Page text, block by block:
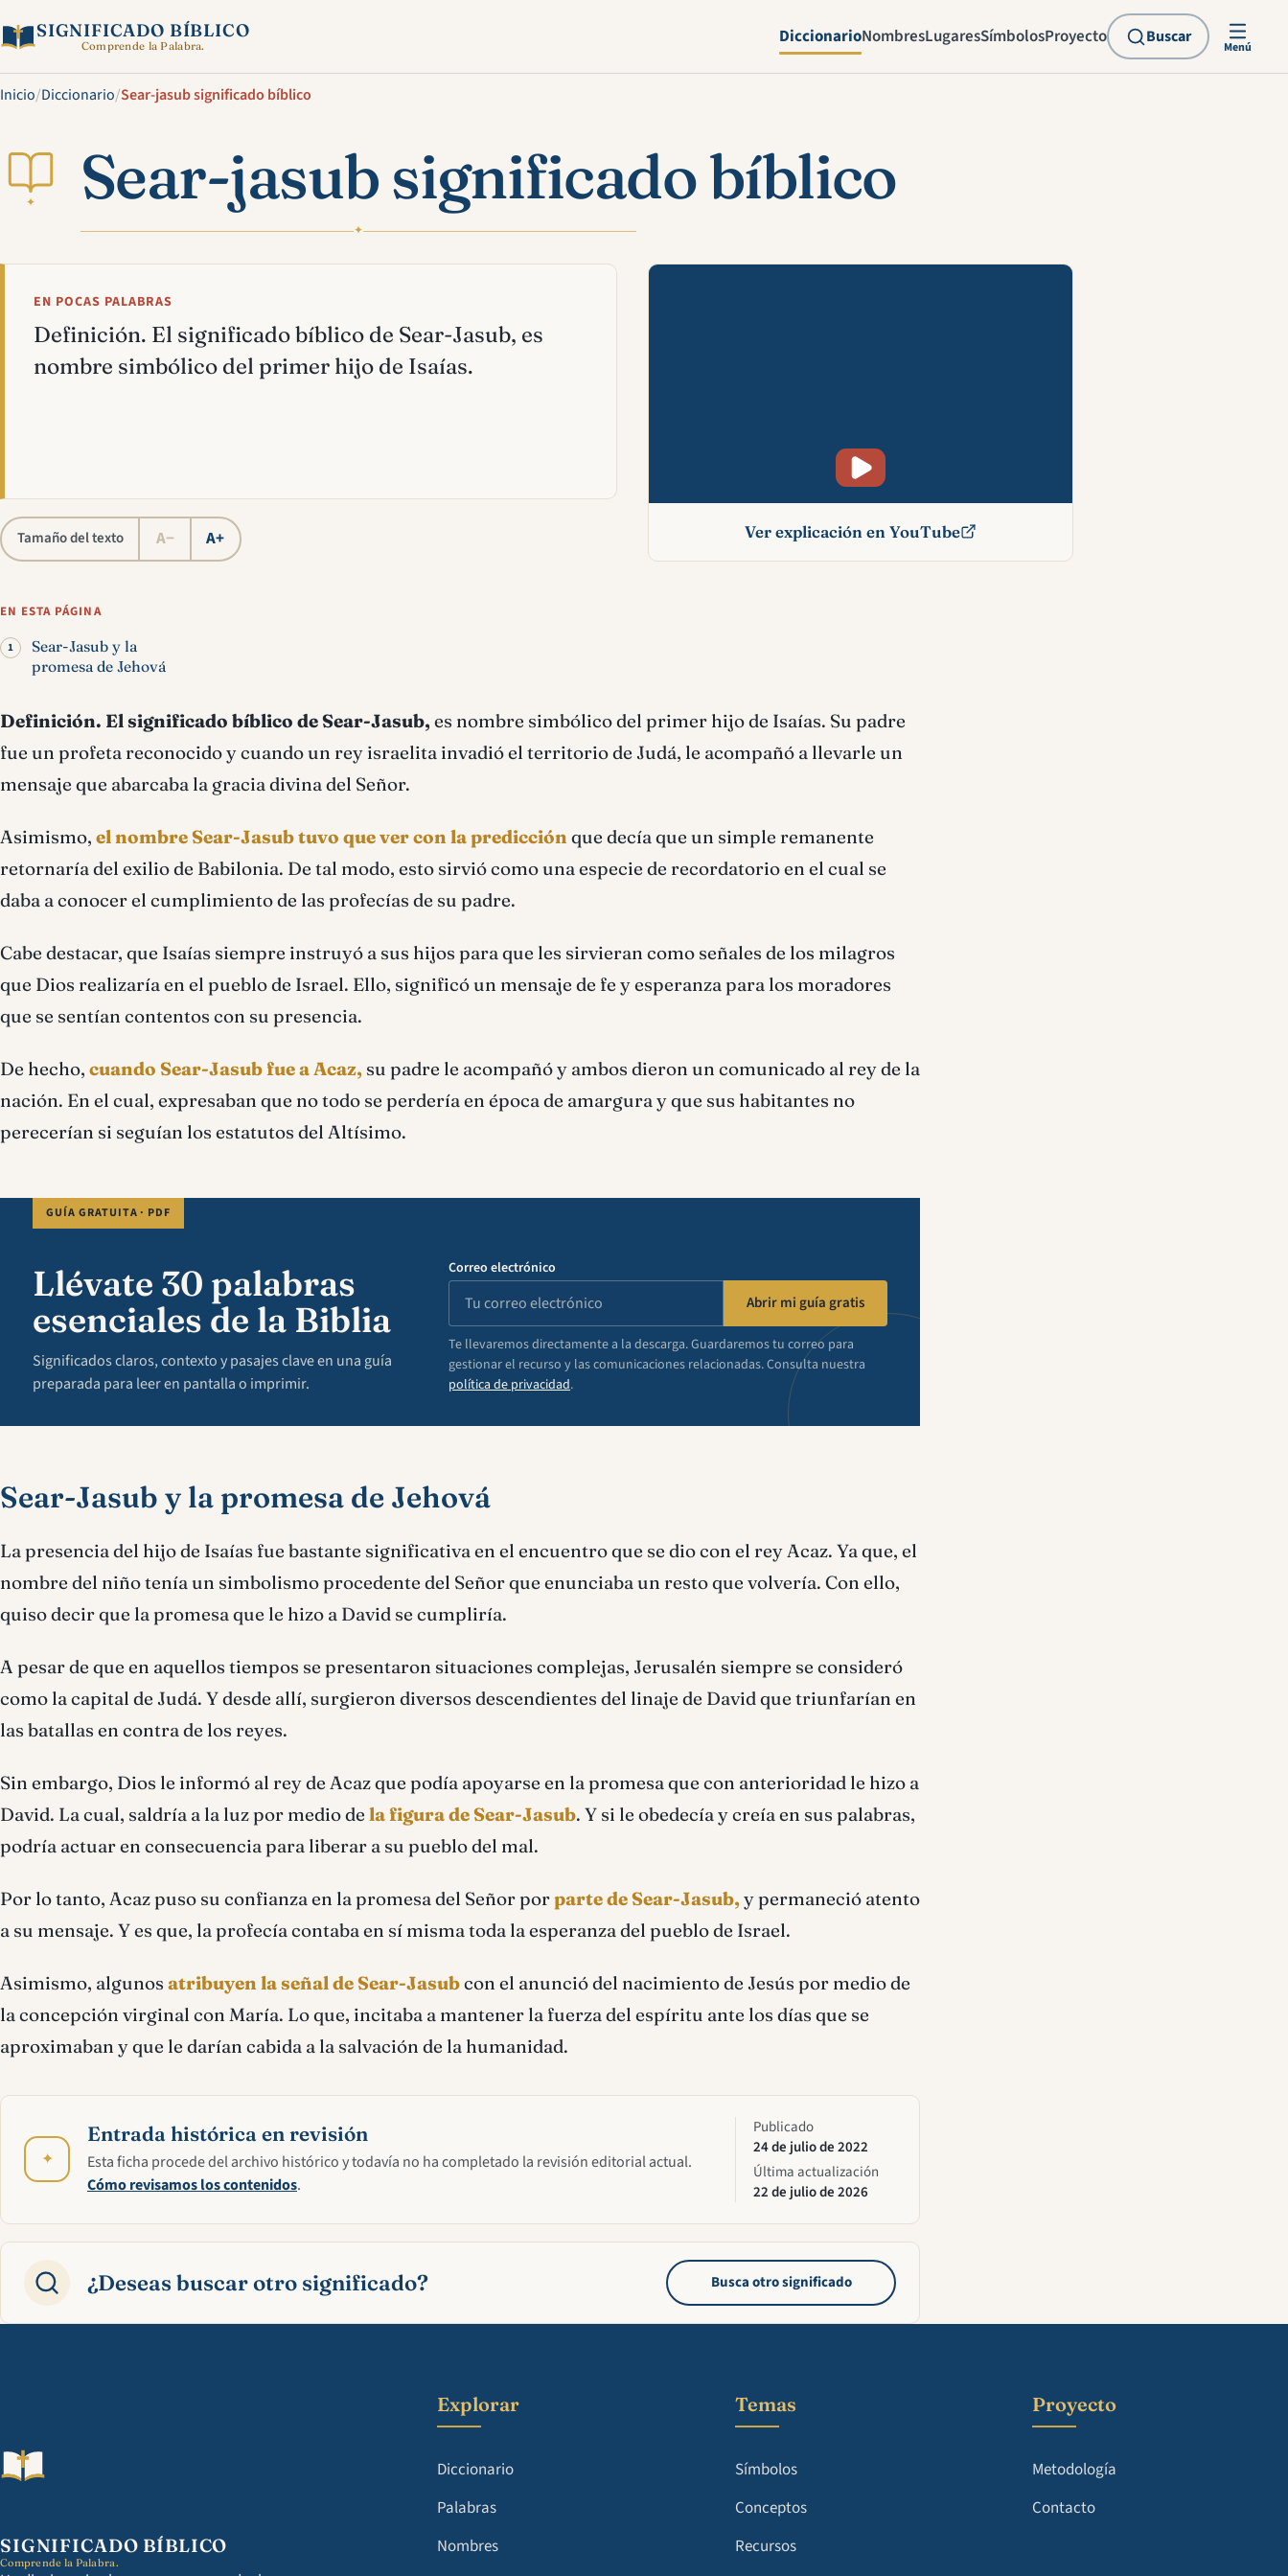
SIGNIFICADO BÍBLICO
Comprende la Palabra. DiccionarioNombresLugaresSímbolosProyecto Buscar
Menú
Inicio/Diccionario/Sear-jasub significado bíblico
✦ Sear-jasub significado bíblico
✦
EN POCAS PALABRAS
Definición. El significado bíblico de Sear-Jasub, es
nombre simbólico del primer hijo de Isaías.
Tamaño del texto A− A+
Mira esta explicación en vídeo
Ver explicación en YouTube
EN ESTA PÁGINA
Sear-Jasub y la
promesa de Jehová
Definición. El significado bíblico de Sear-Jasub, es nombre simbólico del primer hijo de Isaías. Su padre
fue un profeta reconocido y cuando un rey israelita invadió el territorio de Judá, le acompañó a llevarle un
mensaje que abarcaba la gracia divina del Señor.
Asimismo, el nombre Sear-Jasub tuvo que ver con la predicción que decía que un simple remanente
retornaría del exilio de Babilonia. De tal modo, esto sirvió como una especie de recordatorio en el cual se
daba a conocer el cumplimiento de las profecías de su padre.
Cabe destacar, que Isaías siempre instruyó a sus hijos para que les sirvieran como señales de los milagros
que Dios realizaría en el pueblo de Israel. Ello, significó un mensaje de fe y esperanza para los moradores
que se sentían contentos con su presencia.
De hecho, cuando Sear-Jasub fue a Acaz, su padre le acompañó y ambos dieron un comunicado al rey de la
nación. En el cual, expresaban que no todo se perdería en época de amargura y que sus habitantes no
perecerían si seguían los estatutos del Altísimo.
GUÍA GRATUITA · PDF
Llévate 30 palabras
esenciales de la Biblia
Significados claros, contexto y pasajes clave en una guía
preparada para leer en pantalla o imprimir.
Correo electrónico
Abrir mi guía gratis
Te llevaremos directamente a la descarga. Guardaremos tu correo para
gestionar el recurso y las comunicaciones relacionadas. Consulta nuestra
política de privacidad.
Sear-Jasub y la promesa de Jehová
La presencia del hijo de Isaías fue bastante significativa en el encuentro que se dio con el rey Acaz. Ya que, el
nombre del niño tenía un simbolismo procedente del Señor que enunciaba un resto que volvería. Con ello,
quiso decir que la promesa que le hizo a David se cumpliría.
A pesar de que en aquellos tiempos se presentaron situaciones complejas, Jerusalén siempre se consideró
como la capital de Judá. Y desde allí, surgieron diversos descendientes del linaje de David que triunfarían en
las batallas en contra de los reyes.
Sin embargo, Dios le informó al rey de Acaz que podía apoyarse en la promesa que con anterioridad le hizo a
David. La cual, saldría a la luz por medio de la figura de Sear-Jasub. Y si le obedecía y creía en sus palabras,
podría actuar en consecuencia para liberar a su pueblo del mal.
Por lo tanto, Acaz puso su confianza en la promesa del Señor porparte de Sear-Jasub, y permaneció atento
a su mensaje. Y es que, la profecía contaba en sí misma toda la esperanza del pueblo de Israel.
Asimismo, algunos atribuyen la señal de Sear-Jasubcon el anunció del nacimiento de Jesús por medio de
la concepción virginal con María. Lo que, incitaba a mantener la fuerza del espíritu ante los días que se
aproximaban y que le darían cabida a la salvación de la humanidad.
✦
Entrada histórica en revisión
Esta ficha procede del archivo histórico y todavía no ha completado la revisión editorial actual.
Cómo revisamos los contenidos.
Publicado
24 de julio de 2022
Última actualización
22 de julio de 2026
¿Deseas buscar otro significado? Busca otro significado
SIGNIFICADO BÍBLICO
Comprende la Palabra.
Explorar
Diccionario
Palabras
Nombres
Temas
Símbolos
Conceptos
Recursos
Proyecto
Metodología
Contacto